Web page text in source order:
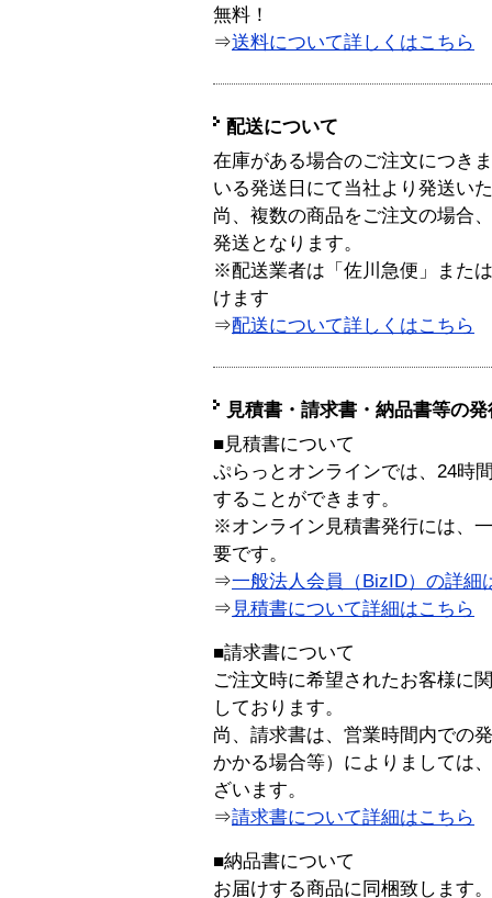
無料！
⇒送料について詳しくはこちら
配送について
在庫がある場合のご注文につき
いる発送日にて当社より発送い
尚、複数の商品をご注文の場合
発送となります。
※配送業者は「佐川急便」また
けます
⇒配送について詳しくはこちら
見積書・請求書・納品書等の
■見積書について
ぷらっとオンラインでは、24時
することができます。
※オンライン見積書発行には、
要です。
⇒一般法人会員（BizID）の詳細
⇒ 見積書について詳細はこちら
■請求書について
ご注文時に希望されたお客様に
しております。
尚、請求書は、営業時間内での
かかる場合等）によりましては
ざいます。
⇒請求書について詳細はこちら
■納品書について
お届けする商品に同梱致します。